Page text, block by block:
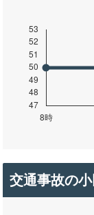
交通事故の